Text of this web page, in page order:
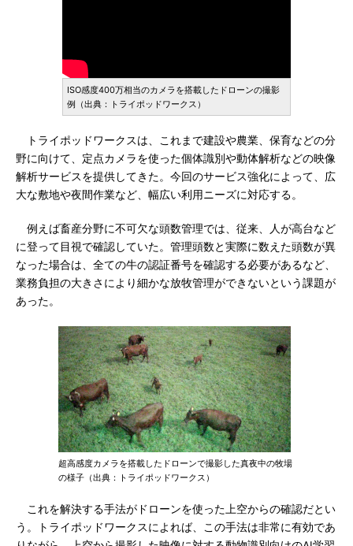
ISO感度400万相当のカメラを搭載したドローンの撮影
例（出典：トライポッドワークス）
トライポッドワークスは、これまで建設や農業、保育などの分
野に向けて、定点カメラを使った個体識別や動体解析などの映像
解析サービスを提供してきた。今回のサービス強化によって、広
大な敷地や夜間作業など、幅広い利用ニーズに対応する。
例えば畜産分野に不可欠な頭数管理では、従来、人が高台など
に登って目視で確認していた。管理頭数と実際に数えた頭数が異
なった場合は、全ての牛の認証番号を確認する必要があるなど、
業務負担の大きさにより細かな放牧管理ができないという課題が
あった。
超高感度カメラを搭載したドローンで撮影した真夜中の牧場
の様子（出典：トライポッドワークス）
これを解決する手法がドローンを使った上空からの確認だとい
う。トライポッドワークスによれば、この手法は非常に有効であ